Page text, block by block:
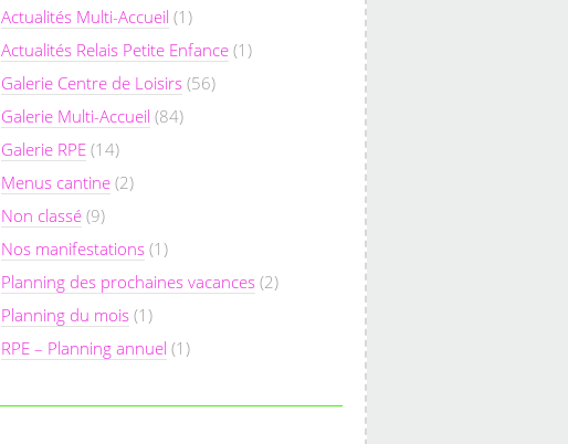
Actualités Multi-Accueil (1)
Actualités Relais Petite Enfance (1)
Galerie Centre de Loisirs (56)
Galerie Multi-Accueil (84)
Galerie RPE (14)
Menus cantine (2)
Non classé (9)
Nos manifestations (1)
Planning des prochaines vacances (2)
Planning du mois (1)
RPE – Planning annuel (1)